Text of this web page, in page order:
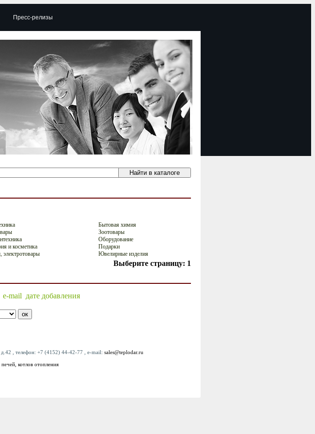
Пресс-релизы
Бытовая химия
Зоотовары
Оборудование
и косметика
Подарки
электротовары Ювелирные изделия
Выберите страницу: 1
e-mail дате добавления
д.42 , телефон: +7 (4152) 44-42-77 , e-mail: sales@teplodar.ru
котлов отопления